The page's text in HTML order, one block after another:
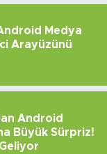
Medya
Arayüzünü
Android
Büyük Sürpriz!